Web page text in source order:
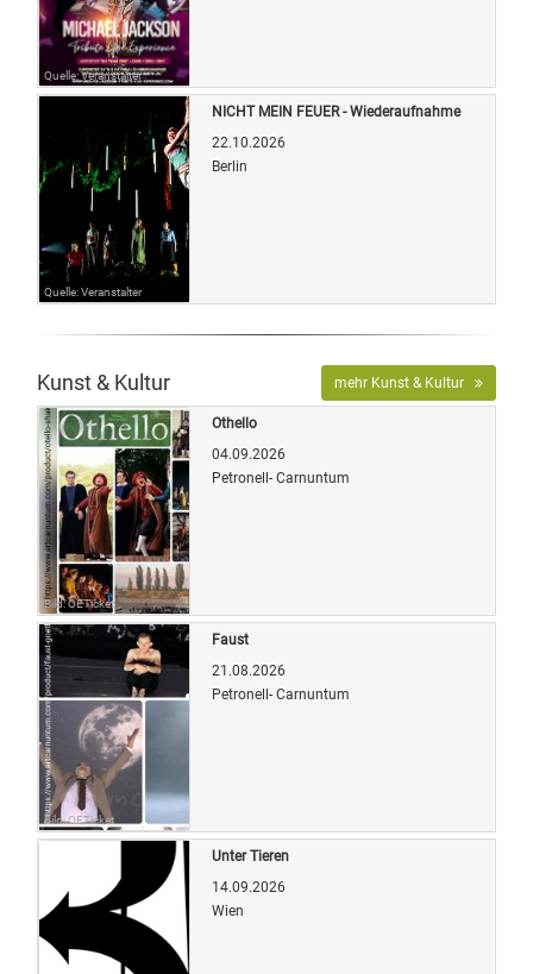
Quelle: Veranstalter
Quelle: Veranstalter
NICHT MEIN FEUER - Wiederaufnahme
22.10.2026
Berlin
Kunst & Kultur mehr Kunst & Kultur
Bild: OETicket
Othello
04.09.2026
Petronell- Carnuntum
Bild: OETicket
Faust
21.08.2026
Petronell- Carnuntum
Unter Tieren
14.09.2026
Wien